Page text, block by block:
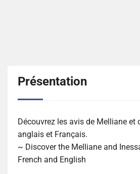
Présentation
Découvrez les avis de Melliane et
anglais et Français.
~ Discover the Melliane and
French and English